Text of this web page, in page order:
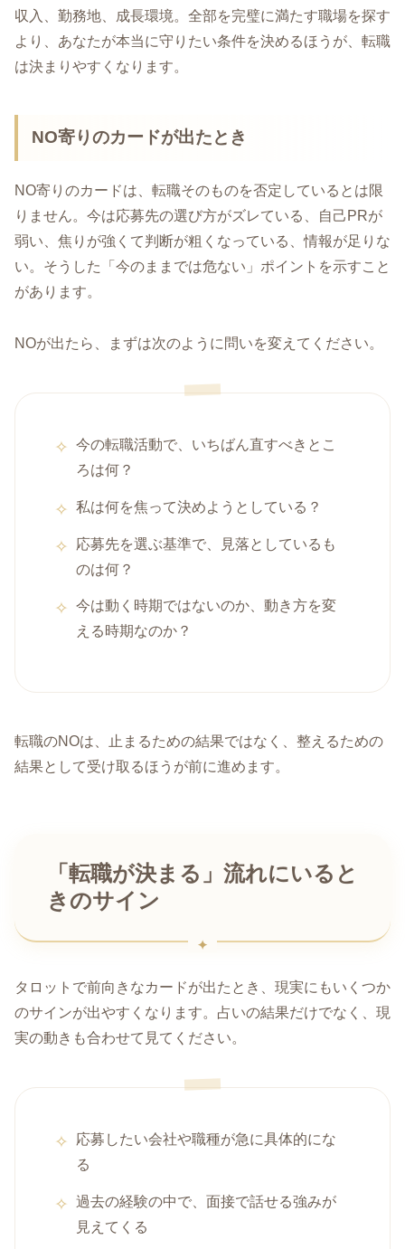
収入、勤務地、成長環境。全部を完璧に満たす職場を探す
より、あなたが本当に守りたい条件を決めるほうが、転職
は決まりやすくなります。
NO寄りのカードが出たとき
NO寄りのカードは、転職そのものを否定しているとは限
りません。今は応募先の選び方がズレている、自己PRが
弱い、焦りが強くて判断が粗くなっている、情報が足りな
い。そうした「今のままでは危ない」ポイントを示すこと
があります。
NOが出たら、まずは次のように問いを変えてください。
今の転職活動で、いちばん直すべきとこ
ろは何？
私は何を焦って決めようとしている？
応募先を選ぶ基準で、見落としているも
のは何？
今は動く時期ではないのか、動き方を変
える時期なのか？
転職のNOは、止まるための結果ではなく、整えるための
結果として受け取るほうが前に進めます。
「転職が決まる」流れにいると
きのサイン
タロットで前向きなカードが出たとき、現実にもいくつか
のサインが出やすくなります。占いの結果だけでなく、現
実の動きも合わせて見てください。
応募したい会社や職種が急に具体的にな
る
過去の経験の中で、面接で話せる強みが
見えてくる